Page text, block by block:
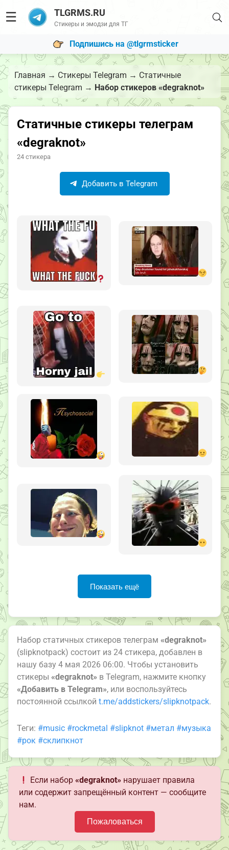
☰ TLGRMS.RU
Стикеры и эмодзи для ТГ
Подпишись на @tlgrmsticker
Главная → Стикеры Telegram → Статичные
стикеры Telegram → Набор стикеров «degraknot»
Статичные стикеры телеграм
«degraknot»
24 стикера
Добавить в Telegram
Показать ещё
Набор статичных стикеров телеграм «degraknot»
(slipknotpack) состоит из 24 стикера, добавлен в
нашу базу 4 мая 2026 06:00. Чтобы установить
стикеры «degraknot» в Telegram, нажмите кнопку
«Добавить в Telegram», или воспользуйтесь
постоянной ссылкой t.me/addstickers/slipknotpack.
Теги: #music #rockmetal #slipknot #метал #музыка
#рок #склипкнот
Если набор«degraknot» нарушает правила
или содержит запрещённый контент — сообщите
нам.
Пожаловаться